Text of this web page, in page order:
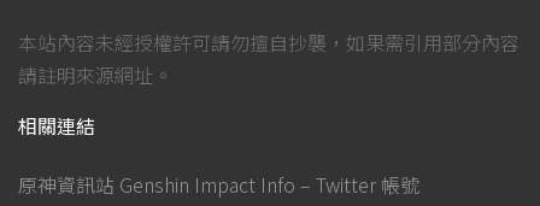
本站內容未經授權許可請勿擅自抄襲，如果需引用部分內容
請註明來源網址。
相關連結
原神資訊站 Genshin Impact Info – Twitter 帳號